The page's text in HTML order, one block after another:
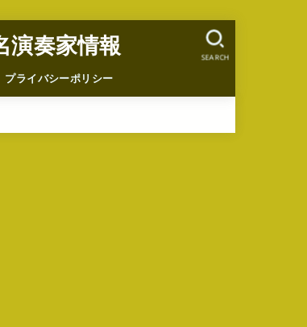
演奏家情報
プライバシーポリシー
SEARCH